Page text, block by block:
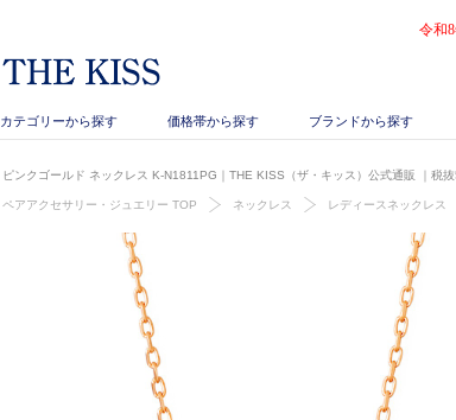
令和
カテゴリーから探す 価格帯から探す ブランドから探す
ピンクゴールド ネックレス K-N1811PG｜THE KISS（ザ・キッス）公式通販 ｜税
ペアアクセサリー・ジュエリー TOP ネックレス レディースネックレス